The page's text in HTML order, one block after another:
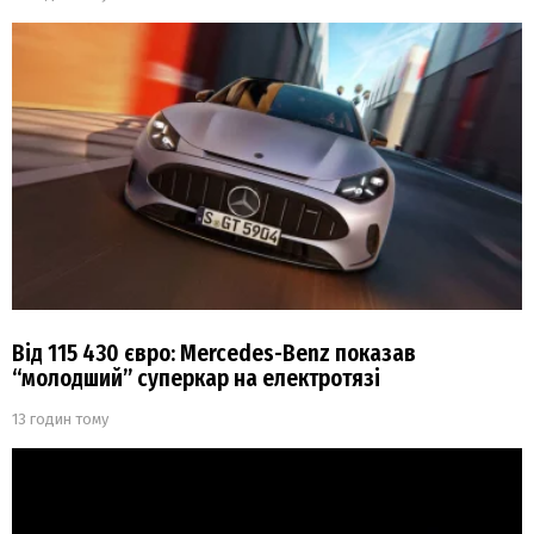
Від 115 430 євро: Mercedes-Benz показав
“молодший” суперкар на електротязі
13 годин тому